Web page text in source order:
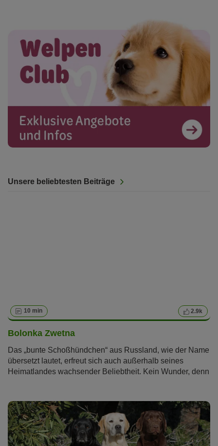
Unsere beliebtesten Beiträge
10 min 2.9k
Bolonka Zwetna
Das „bunte Schoßhündchen“ aus Russland, wie der Name
übersetzt lautet, erfreut sich auch außerhalb seines
Heimatlandes wachsender Beliebtheit. Kein Wunder, denn
unkomplizierten Charakter seinen Besitzern viel Freude
bereitet.